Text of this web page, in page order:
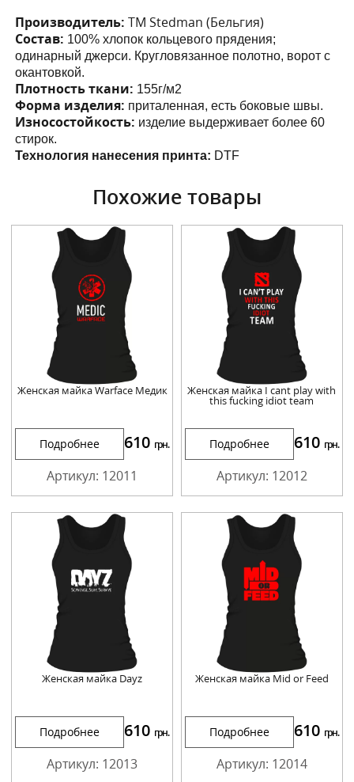
Производитель:ТМ Stedman (Бельгия)
Состав: 100% хлопок кольцевого прядения;
одинарный джерси. Кругловязанное полотно, ворот с
окантовкой.
Плотность ткани: 155г/м2
Форма изделия: приталенная, есть боковые швы.
Износостойкость: изделие выдерживает более 60
стирок.
Технология нанесения принта: DTF
Похожие товары
Женская майка Warface Медик
Подробнее 610 грн.
Артикул: 12011
Женская майка I cant play with
this fucking idiot team
Подробнее 610 грн.
Артикул: 12012
Женская майка Dayz
Подробнее 610 грн.
Артикул: 12013
Женская майка Mid or Feed
Подробнее 610 грн.
Артикул: 12014